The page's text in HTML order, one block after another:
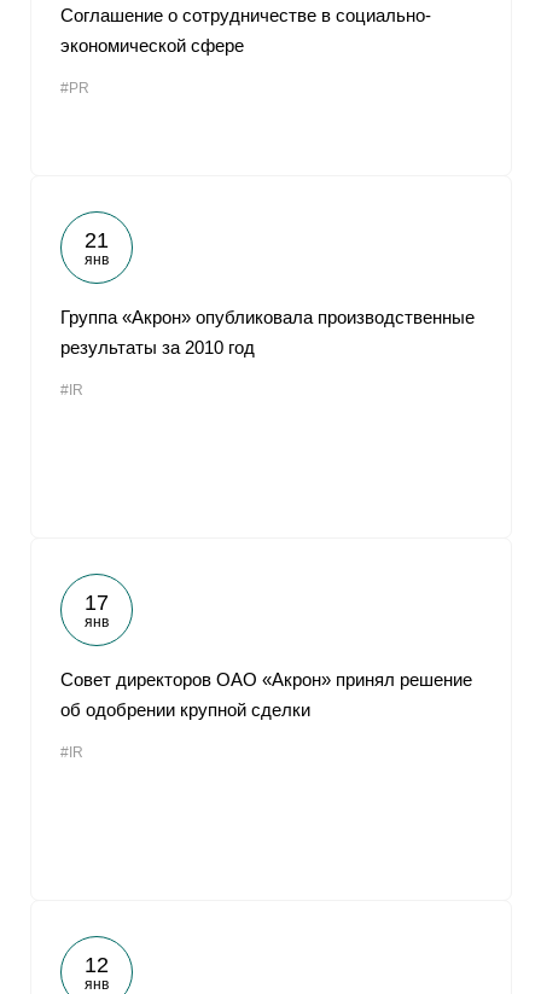
Соглашение о сотрудничестве в социально-
экономической сфере
#PR
21
янв
Группа «Акрон» опубликовала производственные
результаты за 2010 год
#IR
17
янв
Совет директоров ОАО «Акрон» принял решение
об одобрении крупной сделки
#IR
12
янв